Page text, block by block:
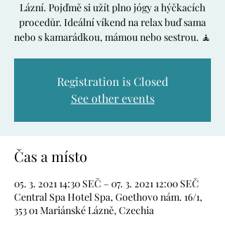
Lázní. Pojďmě si užít plno jógy a hýčkacích
procedůr. Ideální víkend na relax buď sama
nebo s kamarádkou, mámou nebo sestrou. 🧘
Registration is Closed
See other events
Čas a místo
05. 3. 2021 14:30 SEČ – 07. 3. 2021 12:00 SEČ
Central Spa Hotel Spa, Goethovo nám. 16/1,
353 01 Mariánské Lázně, Czechia